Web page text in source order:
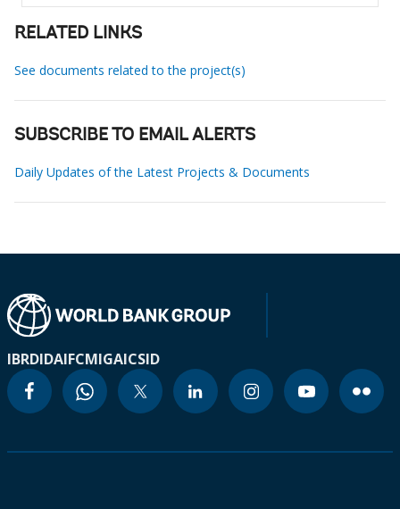
RELATED LINKS
See documents related to the project(s)
SUBSCRIBE TO EMAIL ALERTS
Daily Updates of the Latest Projects & Documents
IBRDIDAIFCMIGAICSID